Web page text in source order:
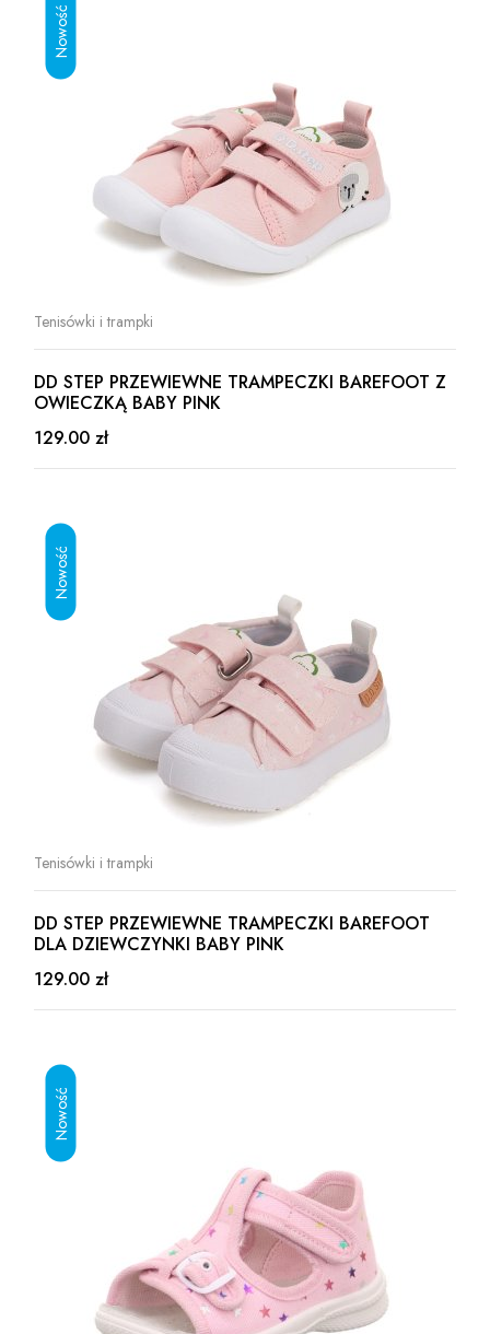
Tenisówki i trampki
DD STEP PRZEWIEWNE TRAMPECZKI BAREFOOT Z
OWIECZKĄ BABY PINK
129.00 zł
Tenisówki i trampki
DD STEP PRZEWIEWNE TRAMPECZKI BAREFOOT
DLA DZIEWCZYNKI BABY PINK
129.00 zł